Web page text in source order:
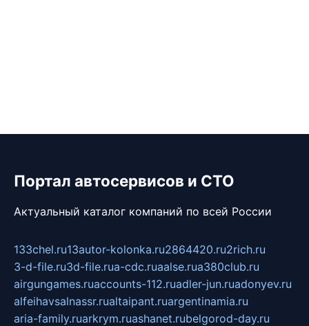
Портал автосервисов и СТО
Актуальный каталог компаний по всей России
133chel.ru13autor-kolonka.ru2864420.ru2rich.ru
3-d-file.ru3d-file.rua-cdc.ruaalse.rua380club.ru
airgungames.ruaccounts-112.ruadler-jun.ruadonyev.ru
alfeihavsalnassr.rualtaipant.ruargentinamia.ru
aria-family.ruarkrym.ruashanet.rubelgorod-day.ru